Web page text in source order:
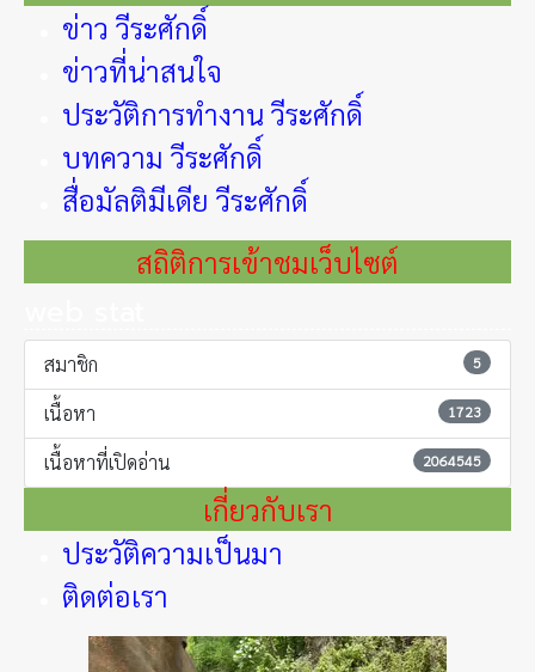
ข่าว วีระศักดิ์
ข่าวที่น่าสนใจ
ประวัติการทำงาน วีระศักดิ์
บทความ วีระศักดิ์
สื่อมัลติมีเดีย วีระศักดิ์
สถิติการเข้าชมเว็บไซต์
สมาชิก 5
เนื้อหา 1723
เนื้อหาที่เปิดอ่าน 2064545
เกี่ยวกับเรา
ประวัติความเป็นมา
ติดต่อเรา